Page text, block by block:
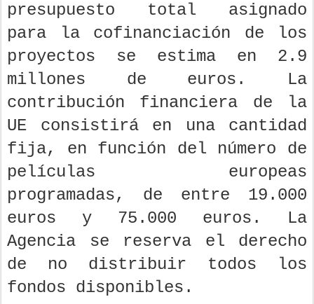
presupuesto total asignado
para la cofinanciación de los
proyectos se estima en 2.9
millones de euros. La
contribución financiera de la
UE consistirá en una cantidad
fija, en función del número de
películas europeas
programadas, de entre 19.000
euros y 75.000 euros. La
Agencia se reserva el derecho
de no distribuir todos los
fondos disponibles.